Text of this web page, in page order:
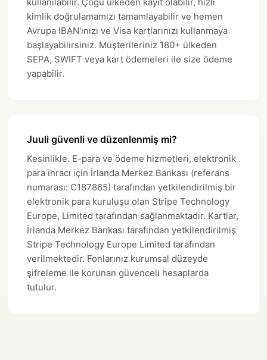
kullanılabilir. Çoğu ülkeden kayıt olabilir, hızlı
kimlik doğrulamamızı tamamlayabilir ve hemen
Avrupa IBAN'ınızı ve Visa kartlarınızı kullanmaya
başlayabilirsiniz. Müşterileriniz 180+ ülkeden
SEPA, SWIFT veya kart ödemeleri ile size ödeme
yapabilir.
Juuli güvenli ve düzenlenmiş mi?
Kesinlikle. E-para ve ödeme hizmetleri, elektronik
para ihracı için İrlanda Merkez Bankası (referans
numarası: C187865) tarafından yetkilendirilmiş bir
elektronik para kuruluşu olan Stripe Technology
Europe, Limited tarafından sağlanmaktadır. Kartlar,
İrlanda Merkez Bankası tarafından yetkilendirilmiş
Stripe Technology Europe Limited tarafından
verilmektedir. Fonlarınız kurumsal düzeyde
şifreleme ile korunan güvenceli hesaplarda
tutulur.